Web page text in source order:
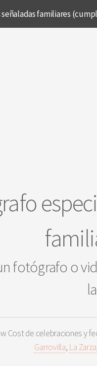
familiares
fotógrafo o
Cost de celebraciones y
Garrovilla, La Zarza